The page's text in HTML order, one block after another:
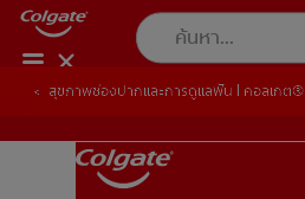
สุขภาพช่องปากและการดูแลฟัน | คอลเกต®